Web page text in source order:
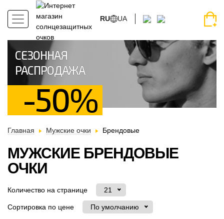
RU UA
СЕЗОННАЯ
РАСПРОДАЖА
-50%
Главная Мужские очки Брендовые
МУЖСКИЕ БРЕНДОВЫЕ
ОЧКИ
Количество на странице 21
Сортировка по цене По умолчанию